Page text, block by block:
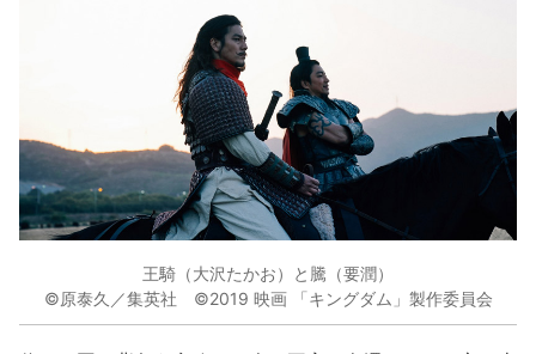
王騎（大沢たかお）と騰（要潤）
©原泰久／集英社 ©2019 映画 「キングダム」製作委員会